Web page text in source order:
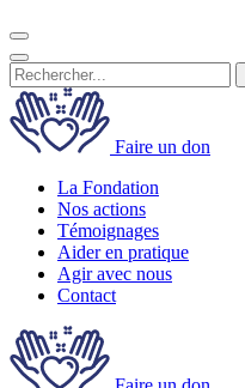
Faire un don
La Fondation
Nos actions
Témoignages
Aider en pratique
Agir avec nous
Contact